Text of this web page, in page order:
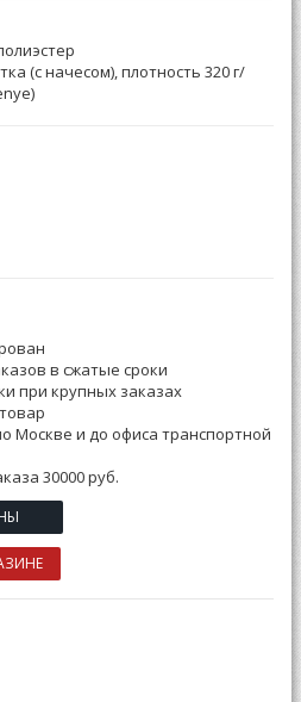
(с начесом), плотность 320 г/
в сжатые сроки
при крупных заказах
Москве и до офиса транспортной
30000 руб.